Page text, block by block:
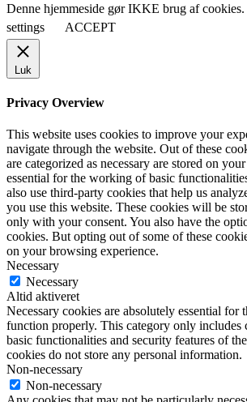
Denne hjemmeside gør IKKE brug af cookies.
settings
ACCEPT
Luk
Privacy Overview
This website uses cookies to improve your
navigate through the website. Out of these
are categorized as necessary are stored on
essential for the working of basic
also use third-party cookies that help us
you use this website. These cookies will be
only with your consent. You also have the
cookies. But opting out of some of these
on your browsing experience.
Necessary
Necessary
Altid aktiveret
Necessary cookies are absolutely essential for
function properly. This category only includes
basic functionalities and security features of
cookies do not store any personal information.
Non-necessary
Non-necessary